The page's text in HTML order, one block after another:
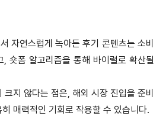
자연스럽게 녹아든 후기 콘텐츠는 소비
숏폼 알고리즘을 통해 바이럴로 확산될
지 않다는 점은, 해외 시장 진입을 준비
매력적인 기회로 작용할 수 있습니다.